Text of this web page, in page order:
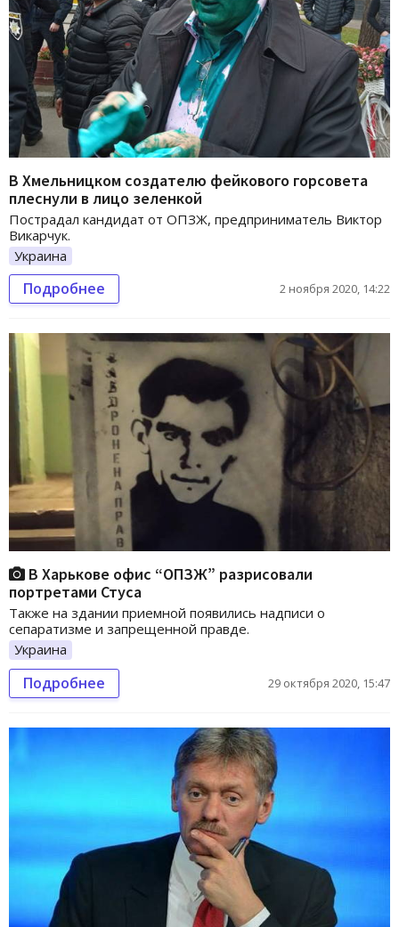
В Хмельницком создателю фейкового горсовета
плеснули в лицо зеленкой
Пострадал кандидат от ОПЗЖ, предприниматель Виктор
Викарчук.
Украина
Подробнее 2 ноября 2020, 14:22
В Харькове офис “ОПЗЖ” разрисовали
портретами Стуса
Также на здании приемной появились надписи о
сепаратизме и запрещенной правде.
Украина
Подробнее 29 октября 2020, 15:47